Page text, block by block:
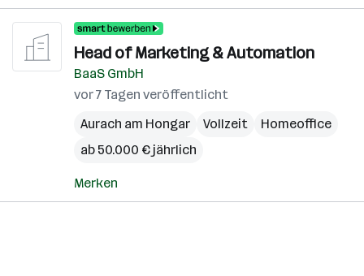
Head of Marketing & Automation
BaaS GmbH
vor 7 Tagen veröffentlicht
Aurach am Hongar
Vollzeit
Homeoffice
ab 50.000 € jährlich
Merken